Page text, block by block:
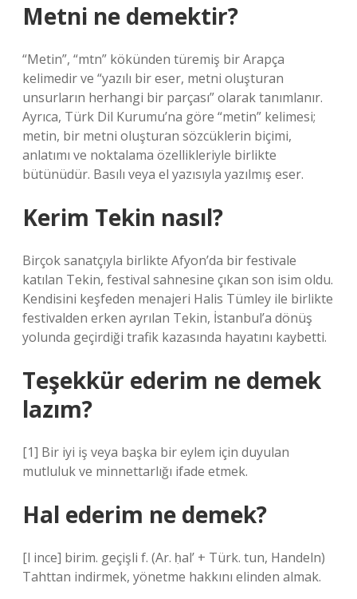
Metni ne demektir?
“Metin”, “mtn” kökünden türemiş bir Arapça
kelimedir ve “yazılı bir eser, metni oluşturan
unsurların herhangi bir parçası” olarak tanımlanır.
Ayrıca, Türk Dil Kurumu’na göre “metin” kelimesi;
metin, bir metni oluşturan sözcüklerin biçimi,
anlatımı ve noktalama özellikleriyle birlikte
bütünüdür. Basılı veya el yazısıyla yazılmış eser.
Kerim Tekin nasıl?
Birçok sanatçıyla birlikte Afyon’da bir festivale
katılan Tekin, festival sahnesine çıkan son isim oldu.
Kendisini keşfeden menajeri Halis Tümley ile birlikte
festivalden erken ayrılan Tekin, İstanbul’a dönüş
yolunda geçirdiği trafik kazasında hayatını kaybetti.
Teşekkür ederim ne demek
lazım?
[1] Bir iyi iş veya başka bir eylem için duyulan
mutluluk ve minnettarlığı ifade etmek.
Hal ederim ne demek?
[l ince] birim. geçişli f. (Ar. ḥal’ + Türk. tun, Handeln)
Tahttan indirmek, yönetme hakkını elinden almak.